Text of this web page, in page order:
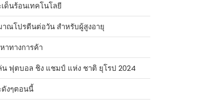
ด็นร้อนเทคโนโลยี
าณโปรตีนต่อวัน สำหรับผู้สูงอายุ
าทางการค้า
น ฟุตบอล ชิง แชมป์ แห่ง ชาติ ยุโรป 2024
ดังๆตอนนี้